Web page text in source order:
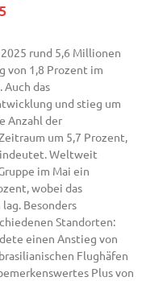
rund 5,6 Millionen
von 1,8 Prozent im
das
und stieg um
Anzahl der
um 5,7 Prozent,
Weltweit
im Mai ein
wobei das
Besonders
Standorten:
einen Anstieg von
Flughäfen
Plus von